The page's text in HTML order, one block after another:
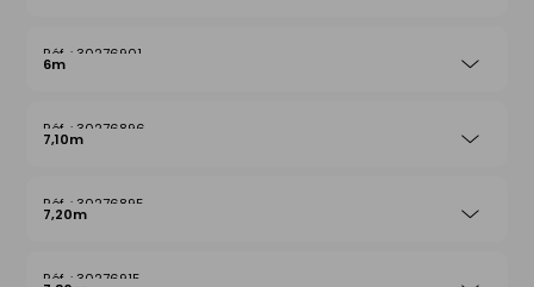
30276901
6m
30276896
7,10m
30276895
7,20m
30276915